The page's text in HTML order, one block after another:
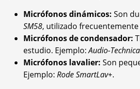
Micrófonos dinámicos: Son
SM58, utilizado
Micrófonos de condensador:
estudio. Ejemplo:Audio-
Micrófonos lavalier: Son
Ejemplo: Rode SmartLav+.